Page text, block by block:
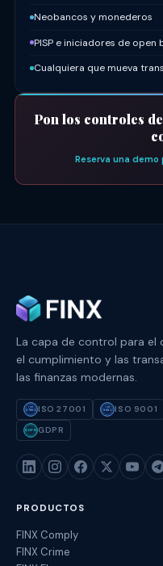
Neobancos y monederos
PISP e iniciadores de open
Cualquiera que mueva
Pon los controles
Reserva una
La capa de control para el
el cumplimiento y las
las finanzas modernas.
ISO
27001
ISO 27001
ISO
9001
ISO 9001
GDPR GDPR
PRODUCTOS
FINX Comply
FINX Crime